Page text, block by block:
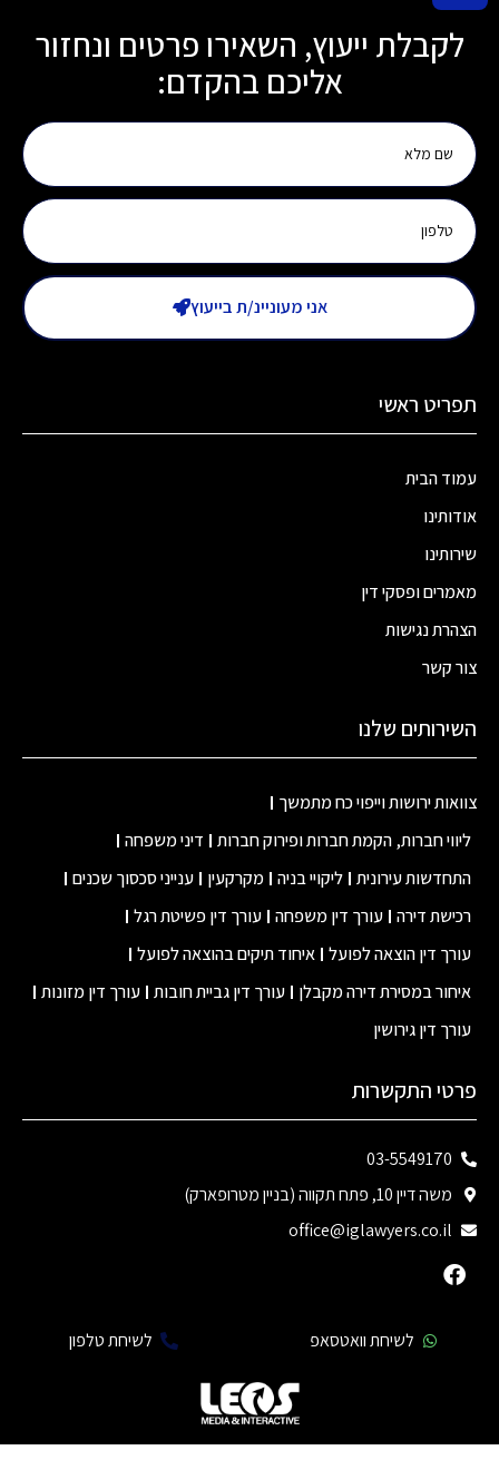
ייעוץ, השאירו פרטים ונחזור
אליכם בהקדם:
אני מעוניינ/ת בייעוץ
ראשי
הבית
ופסקי דין
נגישות
קשר
שלנו
ירושות וייפוי כח מתמשך
חברות, הקמת חברות ופירוק חברות דיני משפחה
עירונית ליקויי בניה מקרקעין ענייני סכסוך שכנים
דירה עורך דין משפחה עורך דין פשיטת רגל
דין הוצאה לפועל איחוד תיקים בהוצאה לפועל
במסירת דירה מקבלן עורך דין גביית חובות
עורך דין מזונות
דין גירושין
התקשרות
03-5549170
משה דיין 10, פתח תקווה (בניין מטרופארק)
office@iglawyers.co.il
לשיחת וואטסאפ לשיחת טלפון